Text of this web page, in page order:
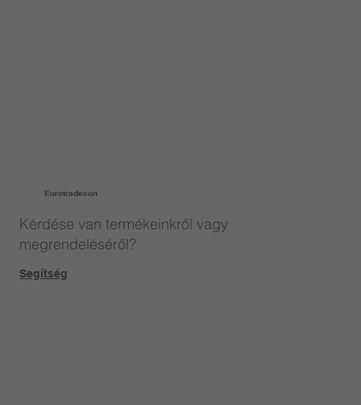
Eurotradecon
Kérdése van termékeinkről vagy
megrendeléséről?
Segítség